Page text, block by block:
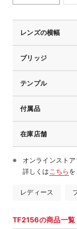
レンズの横幅
ブリッジ
テンプル
付属品
在庫店舗
オンラインスト
詳しくは こちらを
レディース
TF2156の商品一覧